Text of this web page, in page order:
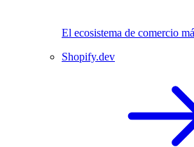
El ecosistema de comercio
Shopify.dev